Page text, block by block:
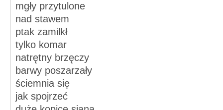
mgły przytulone
nad stawem
ptak zamilkł
tylko komar
natrętny brzęczy
barwy poszarzały
ściemnia się
jak spojrzeć